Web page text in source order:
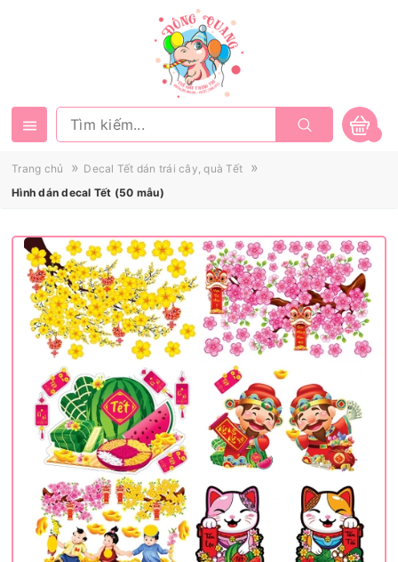
Trang chủ » Decal Tết dán trái cây, quà Tết »
Hình dán decal Tết (50 mẫu)